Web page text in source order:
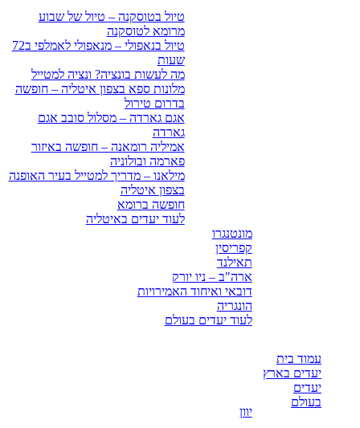
טיול בטוסקנה – טיול של שבוע
מרומא לטוסקנה
טיול בנאפולי – מנאפולי לאמלפי ב72
שעות
מה לעשות בונציה? ונציה למטייל
מלונות ספא בצפון איטליה – חופשה
בדרום טירול
אגם גארדה – מסלול סובב אגם
גארדה
אמיליה רומאנה – חופשה באיזור
פארמה ובולוניה
מילאנו – מדריך למטייל בעיר האופנה
בצפון איטליה
חופשה ברומא
לעוד יעדים באיטליה
מונטנגרו
קפריסין
תאילנד
ארה"ב – ניו יורק
דובאי ואיחוד האמירויות
הונגריה
לעוד יעדים בעולם
עמוד בית
יעדים בארץ
יעדים
בעולם
יוון